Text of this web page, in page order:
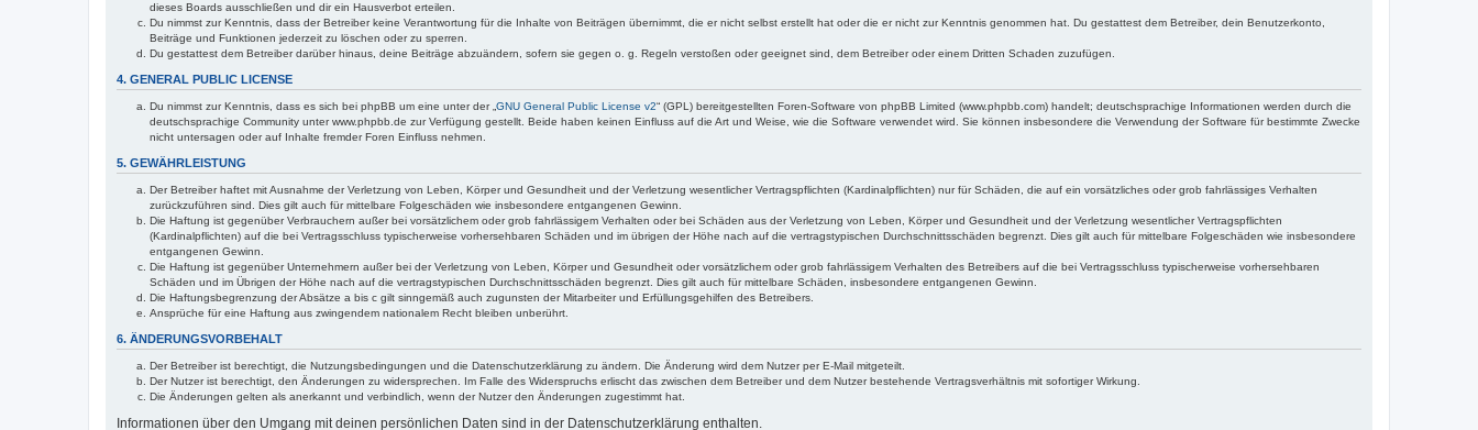
dieses Boards ausschließen und dir ein Hausverbot erteilen.
Du nimmst zur Kenntnis, dass der Betreiber keine Verantwortung für die Inhalte von Beiträgen übernimmt, die er nicht selbst erstellt hat oder die er nicht zur Kenntnis genommen hat. Du gestattest dem Betreiber, dein Benutzerkonto,
Beiträge und Funktionen jederzeit zu löschen oder zu sperren.
Du gestattest dem Betreiber darüber hinaus, deine Beiträge abzuändern, sofern sie gegen o. g. Regeln verstoßen oder geeignet sind, dem Betreiber oder einem Dritten Schaden zuzufügen.
4. GENERAL PUBLIC LICENSE
Du nimmst zur Kenntnis, dass es sich bei phpBB um eine unter der „ GNU General Public License v2“ (GPL) bereitgestellten Foren-Software von phpBB Limited (www.phpbb.com) handelt; deutschsprachige Informationen werden durch die
deutschsprachige Community unter www.phpbb.de zur Verfügung gestellt. Beide haben keinen Einfluss auf die Art und Weise, wie die Software verwendet wird. Sie können insbesondere die Verwendung der Software für bestimmte Zwecke
nicht untersagen oder auf Inhalte fremder Foren Einfluss nehmen.
5. GEWÄHRLEISTUNG
Der Betreiber haftet mit Ausnahme der Verletzung von Leben, Körper und Gesundheit und der Verletzung wesentlicher Vertragspflichten (Kardinalpflichten) nur für Schäden, die auf ein vorsätzliches oder grob fahrlässiges Verhalten
zurückzuführen sind. Dies gilt auch für mittelbare Folgeschäden wie insbesondere entgangenen Gewinn.
Die Haftung ist gegenüber Verbrauchern außer bei vorsätzlichem oder grob fahrlässigem Verhalten oder bei Schäden aus der Verletzung von Leben, Körper und Gesundheit und der Verletzung wesentlicher Vertragspflichten
(Kardinalpflichten) auf die bei Vertragsschluss typischerweise vorhersehbaren Schäden und im übrigen der Höhe nach auf die vertragstypischen Durchschnittsschäden begrenzt. Dies gilt auch für mittelbare Folgeschäden wie insbesondere
entgangenen Gewinn.
Die Haftung ist gegenüber Unternehmern außer bei der Verletzung von Leben, Körper und Gesundheit oder vorsätzlichem oder grob fahrlässigem Verhalten des Betreibers auf die bei Vertragsschluss typischerweise vorhersehbaren
Schäden und im Übrigen der Höhe nach auf die vertragstypischen Durchschnittsschäden begrenzt. Dies gilt auch für mittelbare Schäden, insbesondere entgangenen Gewinn.
Die Haftungsbegrenzung der Absätze a bis c gilt sinngemäß auch zugunsten der Mitarbeiter und Erfüllungsgehilfen des Betreibers.
Ansprüche für eine Haftung aus zwingendem nationalem Recht bleiben unberührt.
6. ÄNDERUNGSVORBEHALT
Der Betreiber ist berechtigt, die Nutzungsbedingungen und die Datenschutzerklärung zu ändern. Die Änderung wird dem Nutzer per E-Mail mitgeteilt.
Der Nutzer ist berechtigt, den Änderungen zu widersprechen. Im Falle des Widerspruchs erlischt das zwischen dem Betreiber und dem Nutzer bestehende Vertragsverhältnis mit sofortiger Wirkung.
Die Änderungen gelten als anerkannt und verbindlich, wenn der Nutzer den Änderungen zugestimmt hat.
Informationen über den Umgang mit deinen persönlichen Daten sind in der Datenschutzerklärung enthalten.